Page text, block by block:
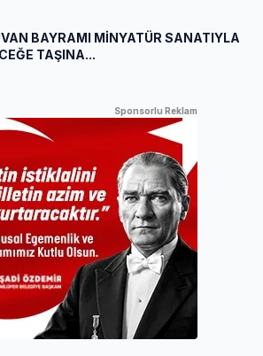
BAYRAMI MİNYATÜR SANATIYLA
TAŞINA...
Sponsorlu Reklam